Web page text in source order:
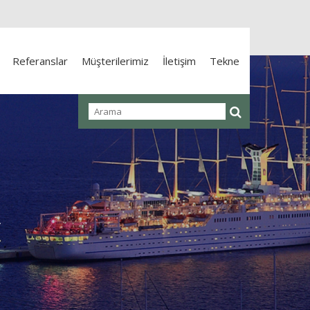
Referanslar Müşterilerimiz İletişim Tekne